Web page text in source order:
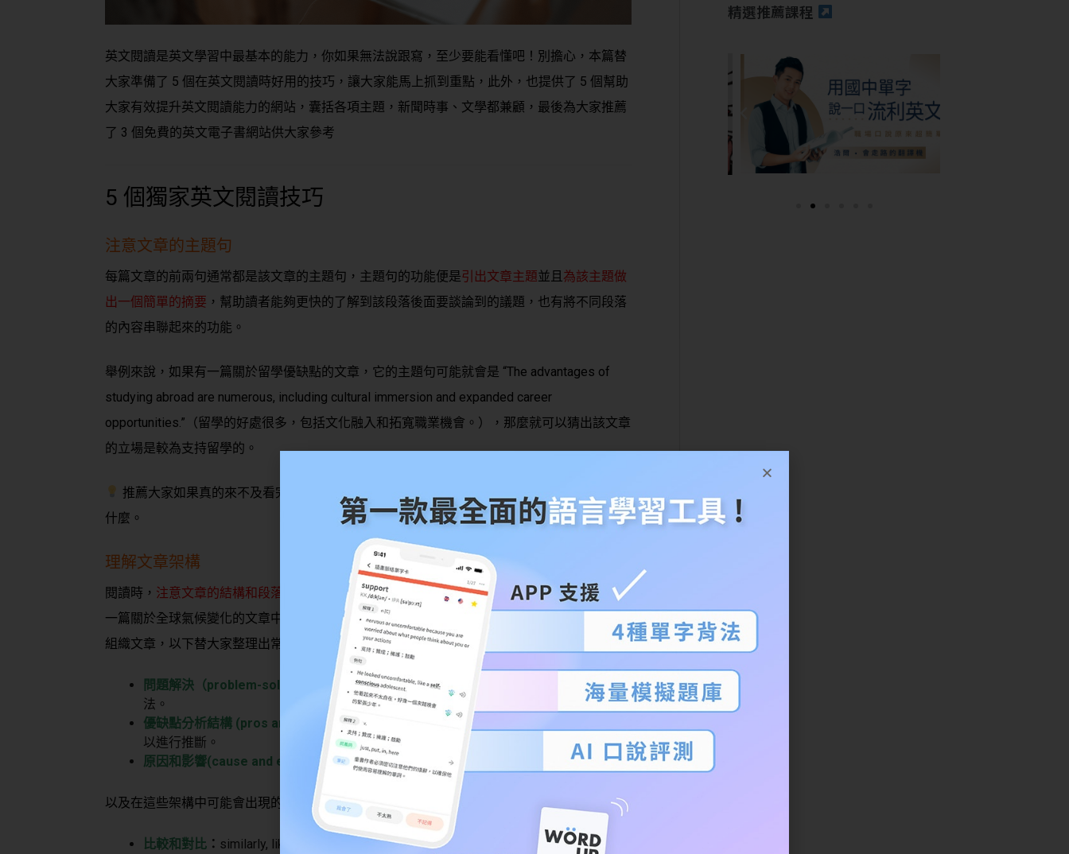
英文閱讀是英文學習中最基本的能力，你如果無法說跟寫，至少要能看懂吧！別擔心，本篇替
大家準備了 5 個在英文閱讀時好用的技巧，讓大家能馬上抓到重點，此外，也提供了 5 個幫助
大家有效提升英文閱讀能力的網站，囊括各項主題，新聞時事、文學都兼顧，最後為大家推薦
了 3 個免費的英文電子書網站供大家參考
5 個獨家英文閱讀技巧
注意文章的主題句
每篇文章的前兩句通常都是該文章的主題句，主題句的功能便是引出文章主題並且 為該主題做
出一個簡單的摘要 ，幫助讀者能夠更快的了解到該段落後面要談論到的議題，也有將不同段落
的內容串聯起來的功能。
舉例來說，如果有一篇關於留學優缺點的文章，它的主題句可能就會是 “The advantages of
studying abroad are numerous, including cultural immersion and expanded career
opportunities.”（留學的好處很多，包括文化融入和拓寬職業機會。），那麼就可以猜出該文章
的立場是較為支持留學的。
推薦大家如果真的來不及看完整篇文章，就先閱讀每段落的主題句大概就能知道該文章在說
什麼。
理解文章架構
閱讀時， 注意文章的結構和段落
，會幫助大家能夠更好更快地理解文章和回答問題。例如，在
一篇關於全球氣候變化的文章中，作者可能會使用比較和對比、因果關係或問題解決等結構來
組織文章，以下替大家整理出常見的文章架構
問題解決（problem-solving) 結構：
文章提出一個問題，然後探討解決問題的可能方
法。
優缺點分析結構 (pros and cons )
結構：
文章探討一個問題或主題的優缺點，讓讀者可
以進行推斷。
原因和影響(cause and effect)結構：文章說明一個事件或現象的原因和影響。
以及在這些架構中可能會出現的關鍵字
比較和對比 ： similarly, likewise, in comparison, on the other hand, whereas, different
精選推薦課程